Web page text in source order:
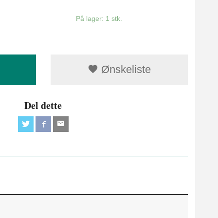
På lager: 1 stk.
Ønskeliste
Del dette